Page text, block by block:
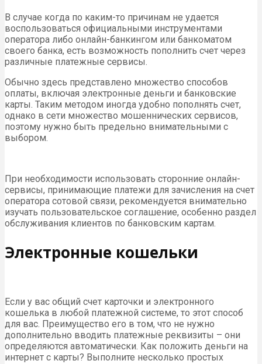
В случае когда по каким-то причинам не удается
воспользоваться официальными инструментами
оператора либо онлайн-банкингом или банкоматом
своего банка, есть возможность пополнить счет через
различные платежные сервисы.
Обычно здесь представлено множество способов
оплаты, включая электронные деньги и банковские
карты. Таким методом иногда удобно пополнять счет,
однако в сети множество мошеннических сервисов,
поэтому нужно быть предельно внимательными с
выбором.
При необходимости использовать сторонние онлайн-
сервисы, принимающие платежи для зачисления на счет
оператора сотовой связи, рекомендуется внимательно
изучать пользовательское соглашение, особенно раздел
обслуживания клиентов по банковским картам.
Электронные кошельки
Если у вас общий счет карточки и электронного
кошелька в любой платежной системе, то этот способ
для вас. Преимущество его в том, что не нужно
дополнительно вводить платежные реквизиты – они
определяются автоматически. Как положить деньги на
интернет с карты? Выполните несколько простых